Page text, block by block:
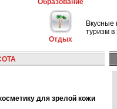
Образование
Отдых
Вкусные
туризм в
для зрелой кожи